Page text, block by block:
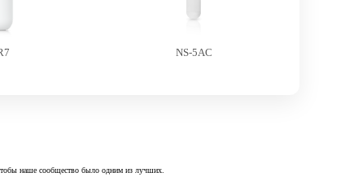
NS-5AC
наше сообщество было одним из лучших.